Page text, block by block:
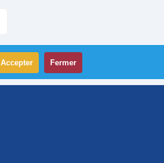
Accepter Fermer